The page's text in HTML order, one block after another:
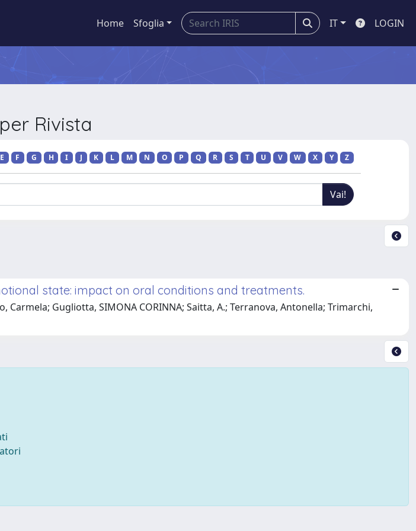
Home Sfoglia IT LOGIN
Rivista
E F G H I J K L M N O P Q R S T U V W X Y Z
state: impact on oral conditions and treatments.
Carmela; Gugliotta, SIMONA CORINNA; Saitta, A.; Terranova, Antonella; Trimarchi,